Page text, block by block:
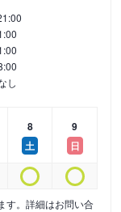
し
8
土
9
日
す。詳細はお問い合